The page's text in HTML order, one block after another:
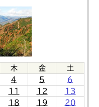
木 金
土
4 5
6
11 12
13
18 19
20